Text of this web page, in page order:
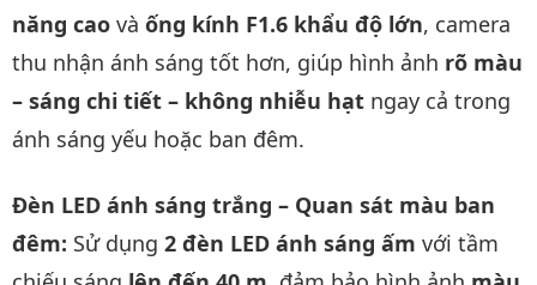
năng cao và ống kính F1.6 khẩu độ lớn, camera
thu nhận ánh sáng tốt hơn, giúp hình ảnh rõ màu
– sáng chi tiết – không nhiễu hạt ngay cả trong
ánh sáng yếu hoặc ban đêm.
Đèn LED ánh sáng trắng – Quan sát màu ban
đêm: Sử dụng 2 đèn LED ánh sáng ấm với tầm